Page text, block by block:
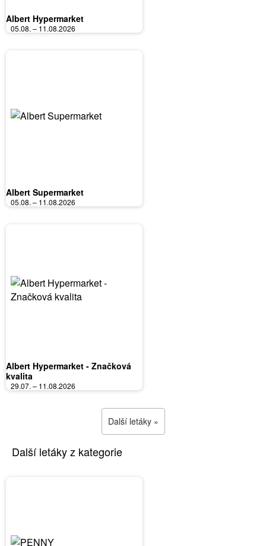
Albert Hypermarket
05.08. – 11.08.2026
Albert Supermarket
05.08. – 11.08.2026
Albert Hypermarket - Značková
kvalita
29.07. – 11.08.2026
Další letáky »
Další letáky z kategorie